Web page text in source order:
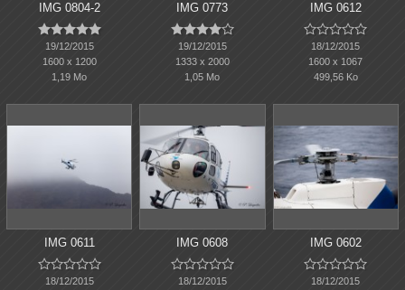
IMG 0804-2

19/12/2015
1600 x 1200
1,19 Mo
IMG 0773

19/12/2015
1333 x 2000
1,05 Mo
IMG 0612

18/12/2015
1600 x 1067
499,56 Ko
IMG 0611

18/12/2015
IMG 0608

18/12/2015
IMG 0602

18/12/2015